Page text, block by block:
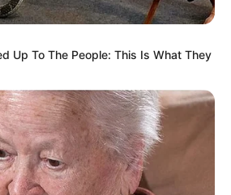
Up To The People: This Is What They